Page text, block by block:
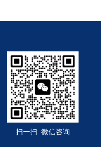
扫一扫 微信咨询